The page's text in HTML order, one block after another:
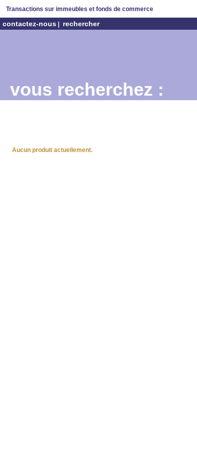
Transactions sur immeubles et fonds de commerce
contactez-nous rechercher
vous recherchez :
Aucun produit actuellement.